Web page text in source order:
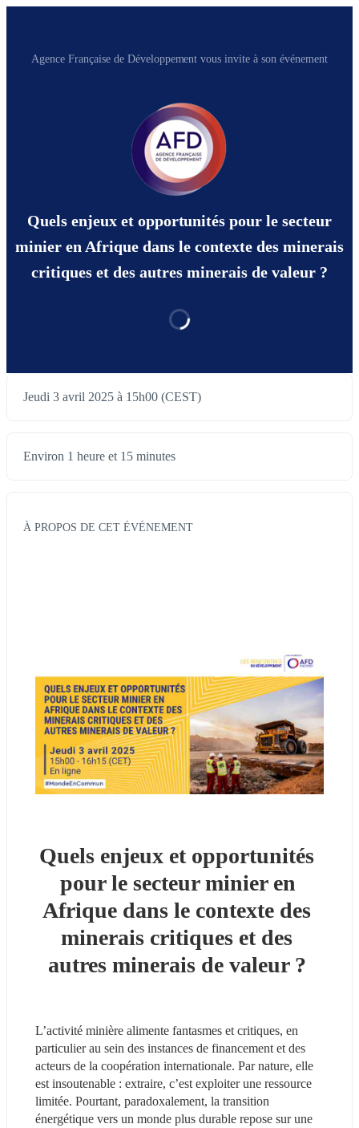
Agence Française de Développement vous invite à son événement
Quels enjeux et opportunités pour le secteur
minier en Afrique dans le contexte des minerais
critiques et des autres minerais de valeur ?
Jeudi 3 avril 2025 à 15h00 (CEST)
Environ 1 heure et 15 minutes
À PROPOS DE CET ÉVÉNEMENT
Quels enjeux et opportunités
pour le secteur minier en
Afrique dans le contexte des
minerais critiques et des
autres minerais de valeur ?
L’activité minière alimente fantasmes et critiques, en
particulier au sein des instances de financement et des
acteurs de la coopération internationale. Par nature, elle
est insoutenable : extraire, c’est exploiter une ressource
limitée. Pourtant, paradoxalement, la transition
énergétique vers un monde plus durable repose sur une